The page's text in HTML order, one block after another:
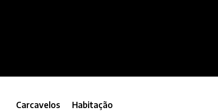
Carcavelos Habitação